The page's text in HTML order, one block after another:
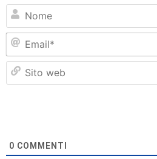
0 COMMENTI